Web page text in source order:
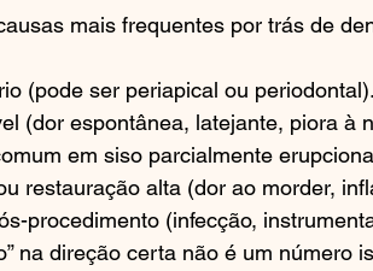
mais frequentes por trás de
(pode ser periapical ou periodontal).
(dor espontânea, latejante, piora à
em siso parcialmente
restauração alta (dor ao morder,
procedimento (infecção,
na direção certa não é um número